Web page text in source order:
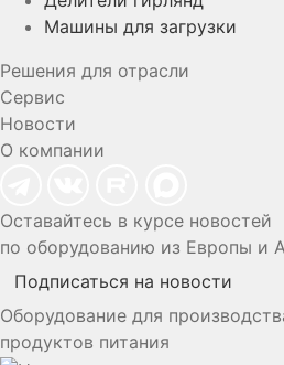
Машины для загрузки
Решения для отрасли
Сервис
Новости
О компании
Оставайтесь в курсе новостей
по оборудованию из Европы и
Подписаться на новости
Оборудование для
продуктов питания